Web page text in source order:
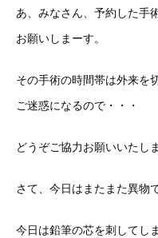
あ、みなさん、予約した手
お願いしまーす。
その手術の時間帯は外来を
ご迷惑になるので・・・
どうぞご協力お願いいたし
さて、今日はまたまた異物
今日は鉛筆の芯を刺してし